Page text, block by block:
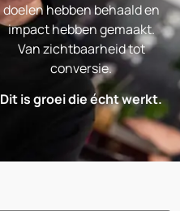
doelen hebben behaald en
impact hebben gemaakt.
Van zichtbaarheid tot
conversie.
Dit is groei die écht werkt.